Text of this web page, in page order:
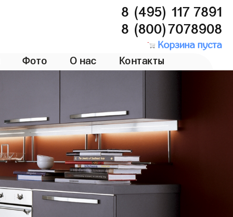
8 (495) 117 7891
8 (800)7078908
Корзина пуста
Фото О нас Контакты